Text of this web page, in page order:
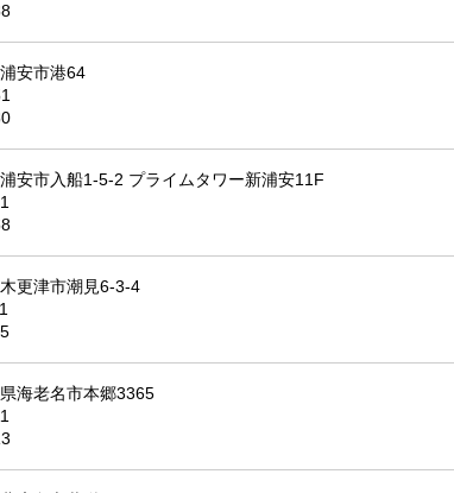
安市港64
安市入船1-5-2 プライムタワー新浦安11F
更津市潮見6-3-4
海老名市本郷3365